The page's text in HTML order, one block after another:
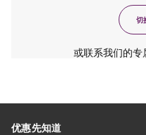
切
或联系我们的专
优惠先知道